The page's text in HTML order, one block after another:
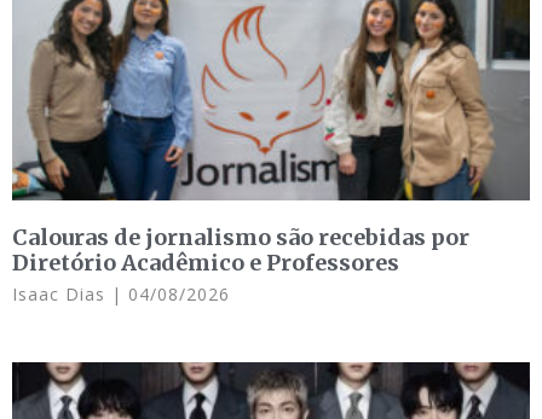
Calouras de jornalismo são recebidas por
Diretório Acadêmico e Professores
Isaac Dias 04/08/2026